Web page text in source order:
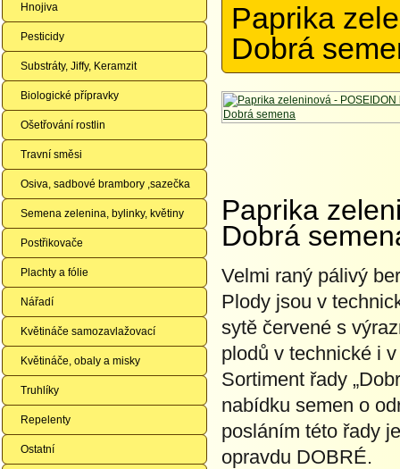
Hnojiva
Pesticidy
Substráty, Jiffy, Keramzit
Biologické přípravky
Ošetřování rostlin
Travní směsi
Osiva, sadbové brambory ,sazečka
Semena zelenina, bylinky, květiny
Postřikovače
Plachty a fólie
Nářadí
Květináče samozavlažovací
Květináče, obaly a misky
Truhlíky
Repelenty
Ostatní
Paprika
Dobrá
Paprika
Dobrá
Velmi raný pálivý
Plody jsou v
sytě červené s
plodů v technické i
Sortiment řady
nabídku semen o
posláním této řady
opravdu DOBRÉ.